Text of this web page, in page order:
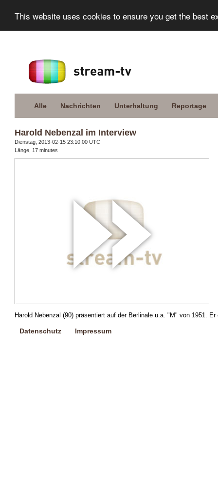
This website uses cookies to ensure you get the best
Alle Nachrichten Unterhaltung Reportage
Harold Nebenzal im Interview
Dienstag, 2013-02-15 23:10:00 UTC
Länge, 17 minutes
Harold Nebenzal (90) präsentiert auf der Berlinale u.a. "M" von 1951.
Datenschutz Impressum